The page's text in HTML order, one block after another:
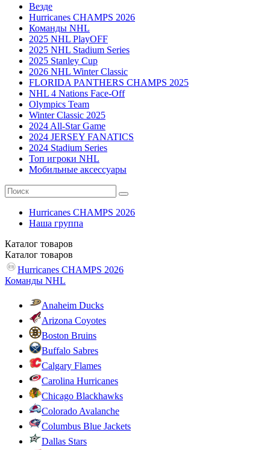
Везде
Hurricanes CHAMPS 2026
Команды NHL
2025 NHL PlayOFF
2025 NHL Stadium Series
2025 Stanley Cup
2026 NHL Winter Classic
FLORIDA PANTHERS CHAMPS 2025
NHL 4 Nations Face-Off
Olympics Team
Winter Classic 2025
2024 All-Star Game
2024 JERSEY FANATICS
2024 Stadium Series
Топ игроки NHL
Мобильные аксессуары
Hurricanes CHAMPS 2026
Наша группа
Каталог товаров
Каталог товаров
Hurricanes CHAMPS 2026
Команды NHL
Anaheim Ducks
Arizona Coyotes
Boston Bruins
Buffalo Sabres
Calgary Flames
Carolina Hurricanes
Chicago Blackhawks
Colorado Avalanche
Columbus Blue Jackets
Dallas Stars